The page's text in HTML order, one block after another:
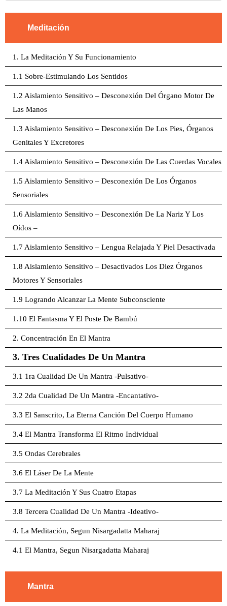
Meditación
1. La Meditación Y Su Funcionamiento
1.1 Sobre-Estimulando Los Sentidos
1.2 Aislamiento Sensitivo – Desconexión Del Órgano Motor De
Las Manos
1.3 Aislamiento Sensitivo – Desconexión De Los Pies, Órganos
Genitales Y Excretores
1.4 Aislamiento Sensitivo – Desconexión De Las Cuerdas Vocales
1.5 Aislamiento Sensitivo – Desconexión De Los Órganos
Sensoriales
1.6 Aislamiento Sensitivo – Desconexión De La Nariz Y Los
Oídos –
1.7 Aislamiento Sensitivo – Lengua Relajada Y Piel Desactivada
1.8 Aislamiento Sensitivo – Desactivados Los Diez Órganos
Motores Y Sensoriales
1.9 Logrando Alcanzar La Mente Subconsciente
1.10 El Fantasma Y El Poste De Bambú
2. Concentración En El Mantra
3. Tres Cualidades De Un Mantra
3.1 1ra Cualidad De Un Mantra -Pulsativo-
3.2 2da Cualidad De Un Mantra -Encantativo-
3.3 El Sanscrito, La Eterna Canción Del Cuerpo Humano
3.4 El Mantra Transforma El Ritmo Individual
3.5 Ondas Cerebrales
3.6 El Láser De La Mente
3.7 La Meditación Y Sus Cuatro Etapas
3.8 Tercera Cualidad De Un Mantra -Ideativo-
4. La Meditación, Segun Nisargadatta Maharaj
4.1 El Mantra, Segun Nisargadatta Maharaj
Mantra